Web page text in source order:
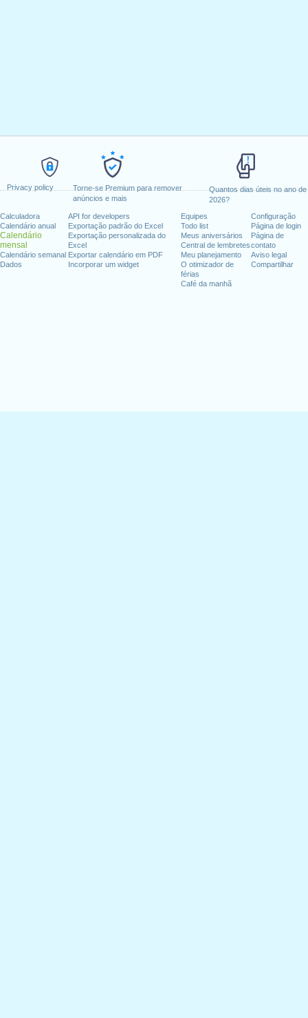
Privacy policy
Torne-se Premium para remover
anúncios e mais
Quantos dias úteis no ano de
2026?
Calculadora
Calendário anual
Calendário
mensal
Calendário semanal
Dados
API for developers
Exportação padrão do Excel
Exportação personalizada do
Excel
Exportar calendário em PDF
Incorporar um widget
Equipes
Todo list
Meus aniversários
Central de lembretes
Meu planejamento
O otimizador de
férias
Café da manhã
Configuração
Página de login
Página de
contato
Aviso legal
Compartilhar